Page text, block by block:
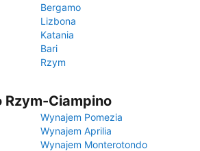
Bergamo
Lizbona
Katania
Bari
Rzym
Rzym-Ciampino
Wynajem Pomezia
Wynajem Aprilia
Wynajem Monterotondo